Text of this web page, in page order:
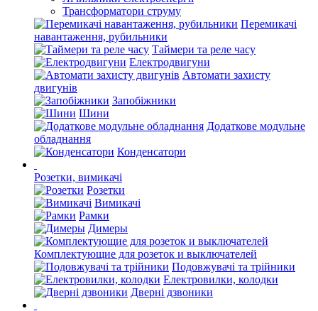
Трансформатори струму
Перемикачі
навантаження, рубильники
Таймери та реле часу
Електродвигуни
Автомати захисту
двигунів
Запобіжники
Шини
Додаткове модульне
обладнання
Конденсатори
Розетки, вимикачі
Розетки
Вимикачі
Рамки
Димеры
Комплектующие для розеток и выключателей
Подовжувачі та трійники
Електровилки, колодки
Дверні дзвоники